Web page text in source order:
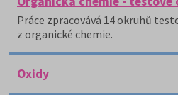
Práce zpracovává 14 okruhů
z organické chemie.
Oxidy